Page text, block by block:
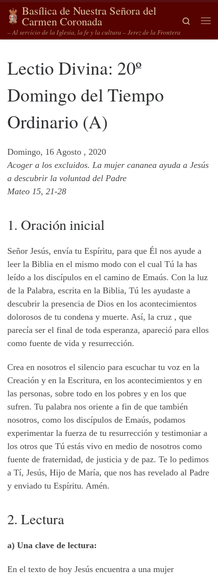
Saltar al contenido
Basílica de Nuestra Señora del
Carmen Coronada
– Al servicio de la Iglesia, la fe y la cultura – Jerez de la Frontera
Search
Lectio Divina: 20º
Domingo del Tiempo
Ordinario (A)
Domingo, 16 Agosto , 2020
Acoger a los excluidos. La mujer cananea ayuda a Jesús
a descubrir la voluntad del Padre
Mateo 15, 21-28
1. Oración inicial
Señor Jesús, envía tu Espíritu, para que Él nos ayude a
leer la Biblia en el mismo modo con el cual Tú la has
leído a los discípulos en el camino de Emaús. Con la luz
de la Palabra, escrita en la Biblia, Tú les ayudaste a
descubrir la presencia de Dios en los acontecimientos
dolorosos de tu condena y muerte. Así, la cruz , que
parecía ser el final de toda esperanza, apareció para ellos
como fuente de vida y resurrección.
Crea en nosotros el silencio para escuchar tu voz en la
Creación y en la Escritura, en los acontecimientos y en
las personas, sobre todo en los pobres y en los que
sufren. Tu palabra nos oriente a fin de que también
nosotros, como los discípulos de Emaús, podamos
experimentar la fuerza de tu resurrección y testimoniar a
los otros que Tú estás vivo en medio de nosotros como
fuente de fraternidad, de justicia y de paz. Te lo pedimos
a Tí, Jesús, Hijo de María, que nos has revelado al Padre
y enviado tu Espíritu. Amén.
2. Lectura
a) Una clave de lectura:
En el texto de hoy Jesús encuentra a una mujer